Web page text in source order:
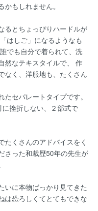
もしれません。
るとちょっぴりハードルが
はしご」になるようなも
でも自分で着られて、洗
然なテキスタイルで、 作
なく、洋服地も、たくさん
セパレートタイプです。
挫折しない、２部式で
たくさんのアドバイスをく
さった和裁歴50年の先生が
いに本物ばっかり見てきた
は恐ろしくてとてもできな